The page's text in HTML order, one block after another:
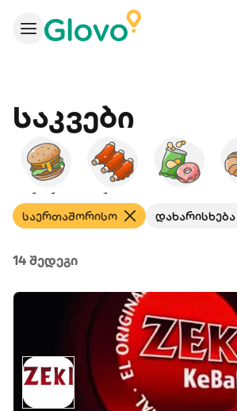
Საკვები
ბურგერები ამერიკული
საერთაშორისო დახარისხება
14 შედეგი